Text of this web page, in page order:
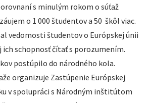
s minulým rokom o súťaž
o 1 000 študentov a 50 škôl viac.
vedomosti študentov o Európskej únii
ich schopnosť čítať s porozumením.
postúpilo do národného kola.
organizuje Zastúpenie Európskej
v spolupráci s Národným inštitútom